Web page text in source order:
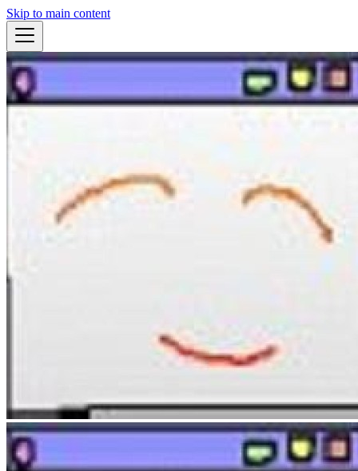
Skip to main content